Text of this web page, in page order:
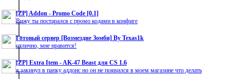
[ZP] Addon - Promo Code [0.1]
Вижу ты постарался с промо кодами в конфиге
Готовый сервер [Возмездие Зомби] By Texas1k
отлично, мне нравится!
[ZP] Extra Item - AK-47 Beast для CS 1.6
я закинул в папку аддонс но он не появился в моем магазине что делать